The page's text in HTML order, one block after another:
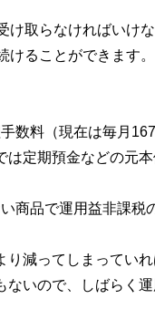
け取らなければいけ
けることができます
数料（現在は毎月
定期預金などの元
商品で運用益非課税
減ってしまってい
いので、しばらく